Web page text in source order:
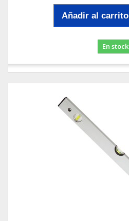
Añadir al carrito
En stock